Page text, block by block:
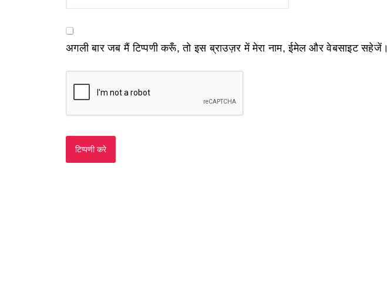
अगली बार जब मैं टिप्पणी करूँ, तो इस ब्राउज़र में मेरा नाम, ईमेल और वेबसाइट सहेजें।